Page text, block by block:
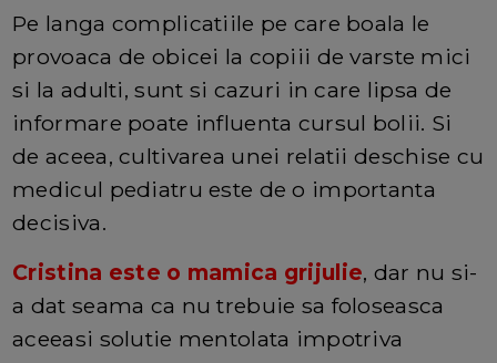
Pe langa complicatiile pe care boala le
provoaca de obicei la copiii de varste mici
si la adulti, sunt si cazuri in care lipsa de
informare poate influenta cursul bolii. Si
de aceea, cultivarea unei relatii deschise cu
medicul pediatru este de o importanta
decisiva.
Cristina este o mamica grijulie, dar nu si-
a dat seama ca nu trebuie sa foloseasca
aceeasi solutie mentolata impotriva